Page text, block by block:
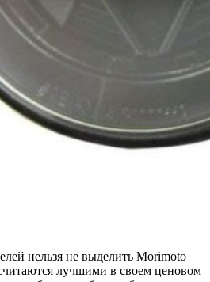
нельзя не выделить Morimoto
лучшими в своем ценовом